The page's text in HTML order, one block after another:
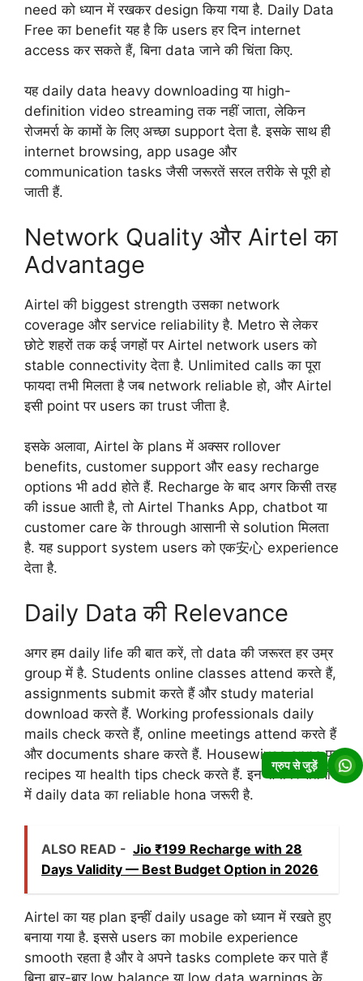
need को ध्यान में रखकर design किया गया है. Daily Data
Free का benefit यह है कि users हर दिन internet
access कर सकते हैं, बिना data जाने की चिंता किए.
यह daily data heavy downloading या high-
definition video streaming तक नहीं जाता, लेकिन
रोजमर्रा के कामों के लिए अच्छा support देता है. इसके साथ ही
internet browsing, app usage और
communication tasks जैसी जरूरतें सरल तरीके से पूरी हो
जाती हैं.
Network Quality और Airtel का
Advantage
Airtel की biggest strength उसका network
coverage और service reliability है. Metro से लेकर
छोटे शहरों तक कई जगहों पर Airtel network users को
stable connectivity देता है. Unlimited calls का पूरा
फायदा तभी मिलता है जब network reliable हो, और Airtel
इसी point पर users का trust जीता है.
इसके अलावा, Airtel के plans में अक्सर rollover
benefits, customer support और easy recharge
options भी add होते हैं. Recharge के बाद अगर किसी तरह
की issue आती है, तो Airtel Thanks App, chatbot या
customer care के through आसानी से solution मिलता
है. यह support system users को एक安心 experience
देता है.
Daily Data की Relevance
अगर हम daily life की बात करें, तो data की जरूरत हर उम्र
group में है. Students online classes attend करते हैं,
assignments submit करते हैं और study material
download करते हैं. Working professionals daily
mails check करते हैं, online meetings attend करते हैं
और documents share करते हैं. Housewives apps पर
recipes या health tips check करते हैं. इन सभी स्थितियों
में daily data का reliable hona जरूरी है.
ALSO READ - Jio ₹199 Recharge with 28
Days Validity — Best Budget Option in 2026
Airtel का यह plan इन्हीं daily usage को ध्यान में रखते हुए
बनाया गया है. इससे users का mobile experience
smooth रहता है और वे अपने tasks complete कर पाते हैं
ग्रुप से जुड़ें